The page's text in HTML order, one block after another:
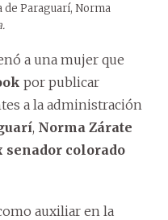
Paraguarí, Norma
a una mujer que
por publicar
a la administración
, Norma Zárate
senador colorado
auxiliar en la